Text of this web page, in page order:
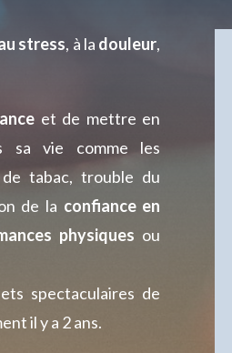
stress, à la douleur,
et de mettre en
sa vie comme les
tabac, trouble du
de la confiance en
physiques ou
spectaculaires de
il y a 2 ans.